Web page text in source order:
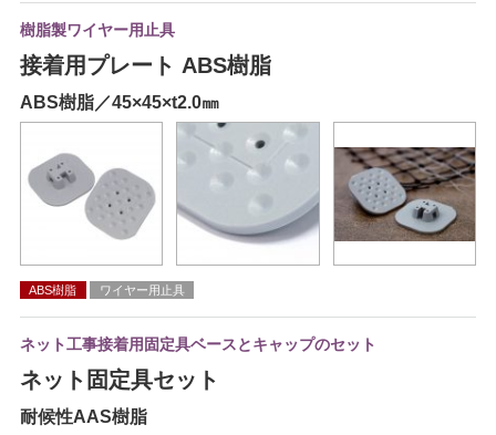
樹脂製ワイヤー用止具
接着用プレート ABS樹脂
ABS樹脂／45×45×t2.0㎜
ABS樹脂 ワイヤー用止具
ネット工事接着用固定具ベースとキャップのセット
ネット固定具セット
耐候性AAS樹脂